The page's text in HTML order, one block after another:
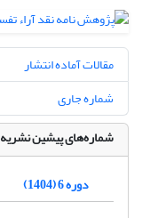
مقالات آماده انتشار
شماره جاری
شماره‌های پیشین نشریه
دوره 6 (1404)